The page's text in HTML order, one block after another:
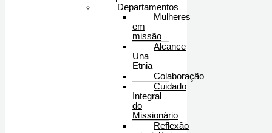
Departamentos
Mulheres
em
missão
Alcance
Una
Etnia
Colaboração
Cuidado
Integral
do
Missionário
Reflexão